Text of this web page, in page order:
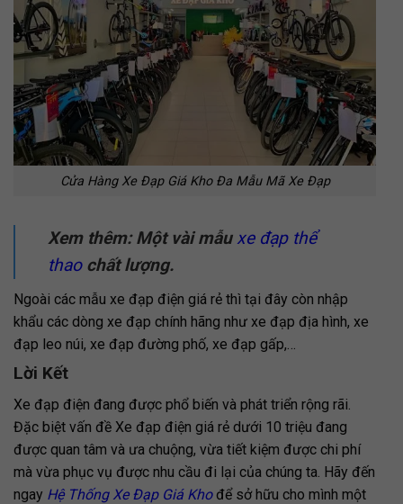
Cửa Hàng Xe Đạp Giá Kho Đa Mẫu Mã Xe Đạp
Xem thêm: Một vài mẫu xe đạp thể
thaochất lượng.
Ngoài các mẫu xe đạp điện giá rẻ thì tại đây còn nhập
khẩu các dòng xe đạp chính hãng như xe đạp địa hình, xe
đạp leo núi, xe đạp đường phố, xe đạp gấp,…
Lời Kết
Xe đạp điện đang được phổ biến và phát triển rộng rãi.
Đặc biệt vấn đề Xe đạp điện giá rẻ dưới 10 triệu đang
được quan tâm và ưa chuộng, vừa tiết kiệm được chi phí
mà vừa phục vụ được nhu cầu đi lại của chúng ta. Hãy đến
ngay Hệ Thống Xe Đạp Giá Khođể sở hữu cho mình một